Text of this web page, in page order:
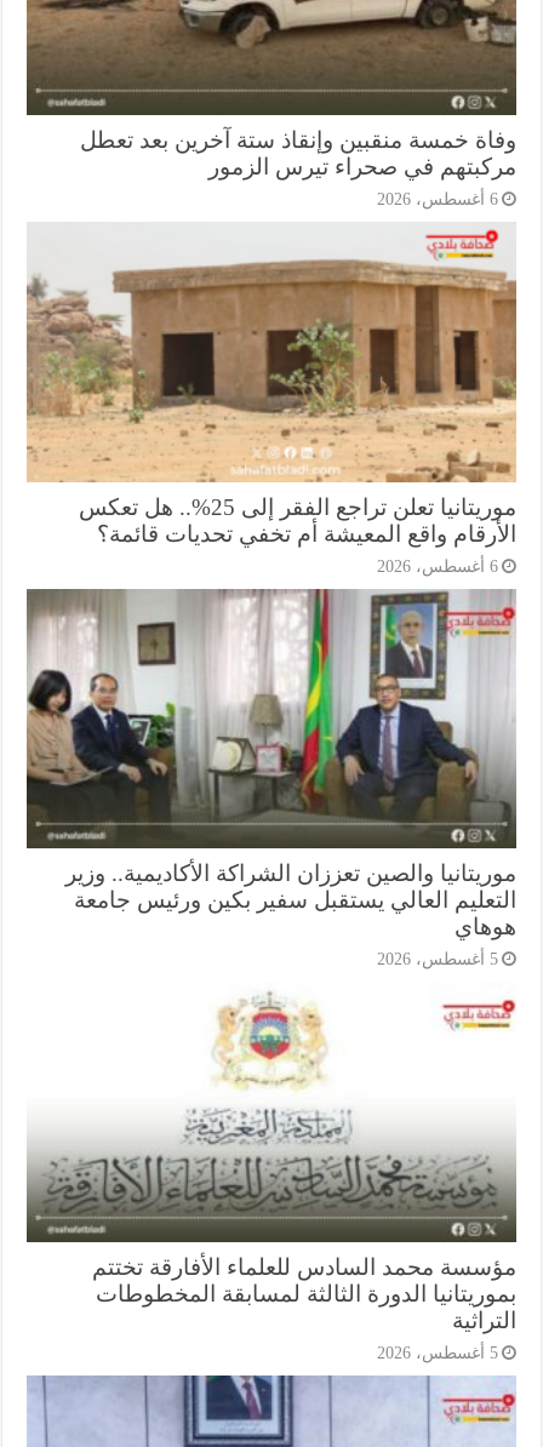
خمسة منقبين وإنقاذ ستة آخرين بعد تعطل
في صحراء تيرس الزمور
موريتانيا تعلن تراجع الفقر إلى 25%.. هل تعكس
واقع المعيشة أم تخفي تحديات قائمة؟
والصين تعززان الشراكة الأكاديمية.. وزير
العالي يستقبل سفير بكين ورئيس جامعة
محمد السادس للعلماء الأفارقة تختتم
الدورة الثالثة لمسابقة المخطوطات